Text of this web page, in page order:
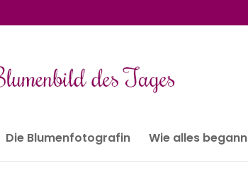
Die Blumenfotografin Wie alles begann